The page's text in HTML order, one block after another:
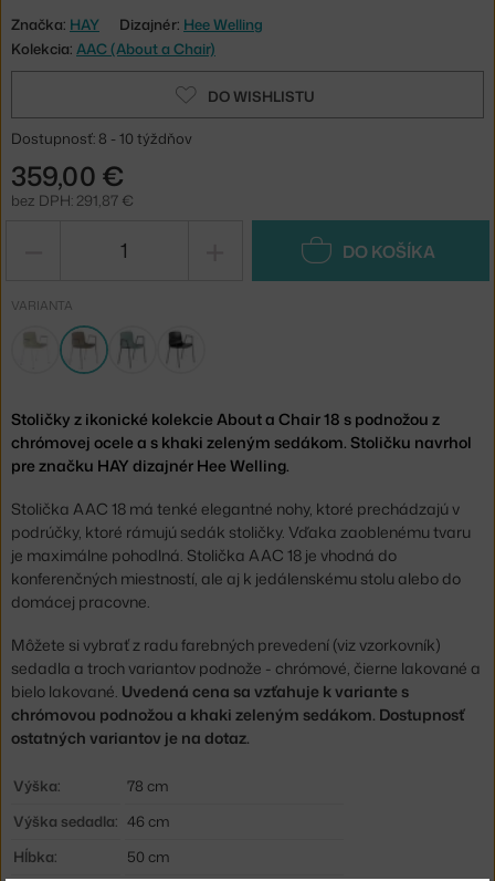
Značka: HAY Dizajnér: Hee Welling
Kolekcia: AAC (About a Chair)
DO WISHLISTU
Dostupnosť: 8 - 10 týždňov
359,00 €
bez DPH: 291,87 €
DO KOŠÍKA
VARIANTA
Stoličky z ikonické kolekcie About a Chair 18 s podnožou z
chrómovej ocele a s khaki zeleným sedákom. Stoličku navrhol
pre značku HAY dizajnér Hee Welling.
Stolička AAC 18 má tenké elegantné nohy, ktoré prechádzajú v
podrúčky, ktoré rámujú sedák stoličky. Vďaka zaoblenému tvaru
je maximálne pohodlná. Stolička AAC 18 je vhodná do
konferenčných miestností, ale aj k jedálenskému stolu alebo do
domácej pracovne.
Môžete si vybrať z radu farebných prevedení (viz vzorkovník)
sedadla a troch variantov podnože - chrómové, čierne lakované a
bielo lakované. Uvedená cena sa vzťahuje k variante s
chrómovou podnožou a khaki zeleným sedákom. Dostupnosť
ostatných variantov je na dotaz.
Výška:
78 cm
Výška sedadla: 46 cm
Hĺbka:
50 cm